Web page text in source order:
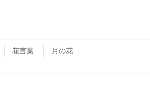
花言葉
月の花